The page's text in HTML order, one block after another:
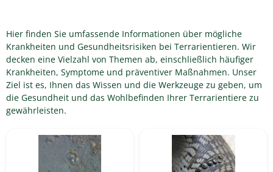
Hier finden Sie umfassende Informationen über mögliche
Krankheiten und Gesundheitsrisiken bei Terrarientieren. Wir
decken eine Vielzahl von Themen ab, einschließlich häufiger
Krankheiten, Symptome und präventiver Maßnahmen. Unser
Ziel ist es, Ihnen das Wissen und die Werkzeuge zu geben, um
die Gesundheit und das Wohlbefinden Ihrer Terrarientiere zu
gewährleisten.